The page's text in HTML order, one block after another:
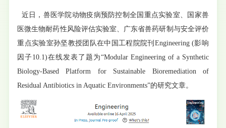
近日，兽医学院动物疫病预防控制全国重点实验室、国家兽
医微生物耐药性风险评估实验室、广东省兽药研制与安全评价
重点实验室孙坚教授团队在中国工程院院刊Engineering (影响
因子10.1)在线发表了题为“Modular Engineering of a Synthetic
Biology-Based Platform for Sustainable Bioremediation of
Residual Antibiotics in Aquatic Environments”的研究文章。